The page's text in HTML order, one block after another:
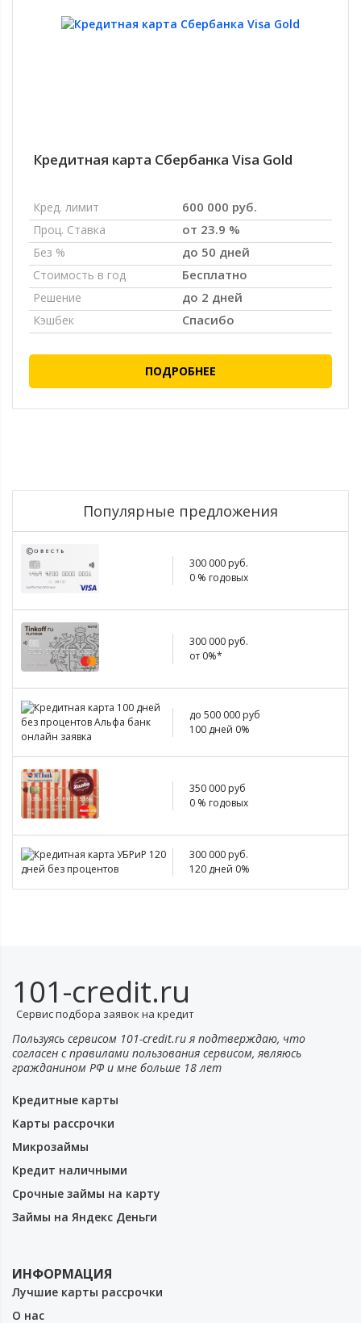
Кредитная карта Сбербанка Visa Gold
Кред. лимит 600 000 руб.
Проц. Ставка от 23.9 %
Без % до 50 дней
Стоимость в год Бесплатно
Решение до 2 дней
Кэшбек Спасибо
ПОДРОБНЕЕ
Популярные предложения
300 000 руб.
0 % годовых
300 000 руб.
от 0%*
до 500 000 руб
100 дней 0%
350 000 руб
0 % годовых
300 000 руб.
120 дней 0%
101-credit.ru
Сервис подбора заявок на кредит
Пользуясь сервисом 101-credit.ru я подтверждаю, что
согласен с правилами пользования сервисом, являюсь
гражданином РФ и мне больше 18 лет
Кредитные карты
Карты рассрочки
Микрозаймы
Кредит наличными
Срочные займы на карту
Займы на Яндекс Деньги
ИНФОРМАЦИЯ
Лучшие карты рассрочки
О нас